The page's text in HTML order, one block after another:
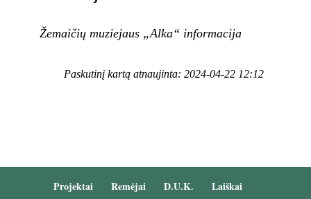
Žemaičių muziejaus „Alka“ informacija
Paskutinį kartą atnaujinta: 2024-04-22 12:12
Projektai Remėjai D.U.K.
Laiškai